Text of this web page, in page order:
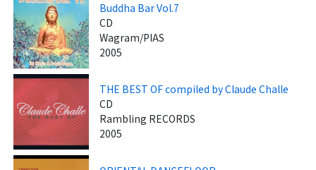
Buddha Bar Vol.7
CD
Wagram/PIAS
2005
THE BEST OF compiled by Claude Challe
CD
Rambling RECORDS
2005